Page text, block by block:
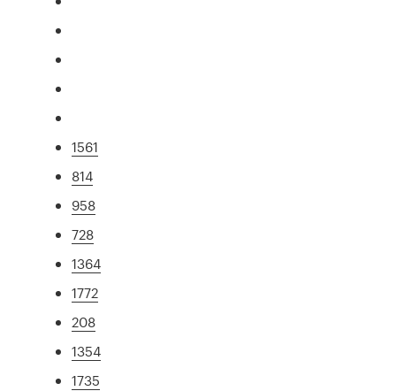
1561
814
958
728
1364
1772
208
1354
1735